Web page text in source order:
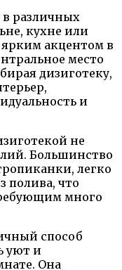
различных
кухне или
акцентом в
место
дизиготеку,
и
не
Большинство
легко
полива, что
много
способ
уют и
Она